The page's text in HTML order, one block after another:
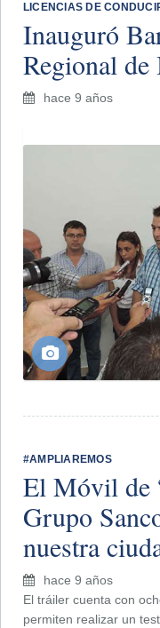
LICENCIAS DE
Inauguró
Regional
hace 9 años
#AMPLIAREMOS
El Móvil de
Grupo
nuestra
hace 9 años
El tráiler cuenta con
permiten realizar un